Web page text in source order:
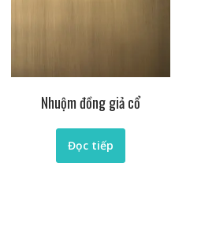
Nhuộm đồng giả cổ
Đọc tiếp